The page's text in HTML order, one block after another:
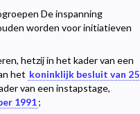
De inspanning
worden voor initiatieven
hetzij in het kader van een
het koninklijk besluit van 25
van een instapstage,
1991;